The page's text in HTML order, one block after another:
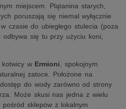
miejscem. Plątanina starych,
poruszają się niemal wyłącznie
czasie do ubiegłego stulecia (poza
odbywa się tu przy użyciu koni,
w Ermioni , spokojnym
zatoce. Położone na
do wody zarówno od strony
Może skusi nas jedna z wielu
sklepów z lokalnym